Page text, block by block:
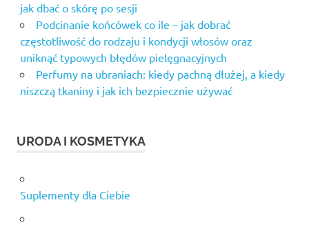
jak dbać o skórę po sesji
Podcinanie końcówek co ile – jak dobrać
częstotliwość do rodzaju i kondycji włosów oraz
uniknąć typowych błędów pielęgnacyjnych
Perfumy na ubraniach: kiedy pachną dłużej, a kiedy
niszczą tkaniny i jak ich bezpiecznie używać
URODA I KOSMETYKA
Suplementy dla Ciebie